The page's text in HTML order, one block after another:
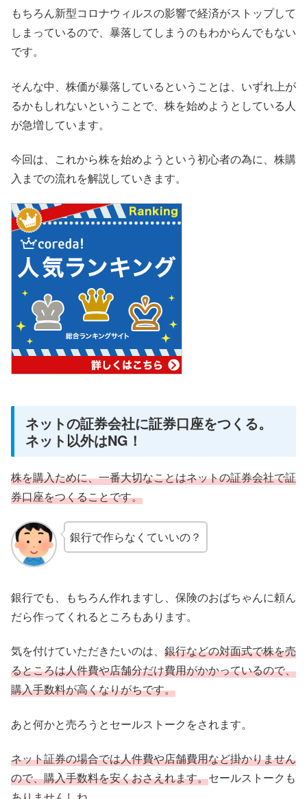
もちろん新型コロナウィルスの影響で経済がストップして
しまっているので、暴落してしまうのもわからんでもない
です。
そんな中、株価が暴落しているということは、いずれ上が
るかもしれないということで、株を始めようとしている人
が急増しています。
今回は、これから株を始めようという初心者の為に、株購
入までの流れを解説していきます。
ネットの証券会社に証券口座をつくる。
ネット以外はNG！
株を購入ために、一番大切なことはネットの証券会社で証
券口座をつくることです。
銀行で作らなくていいの？
銀行でも、もちろん作れますし、保険のおばちゃんに頼ん
だら作ってくれるところもあります。
気を付けていただきたいのは、 銀行などの対面式で株を売
るところは人件費や店舗分だけ費用がかかっているので、
購入手数料が高くなりがちです。
あと何かと売ろうとセールストークをされます。
ネット証券の場合では人件費や店舗費用など掛かりません
ので、購入手数料を安くおさえれます。セールストークも